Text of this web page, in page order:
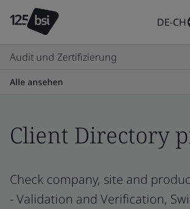
DE-CH
Audit und Zertifizierung
Alle ansehen
Client Directory
Check company, site and
- Validation and Verification,